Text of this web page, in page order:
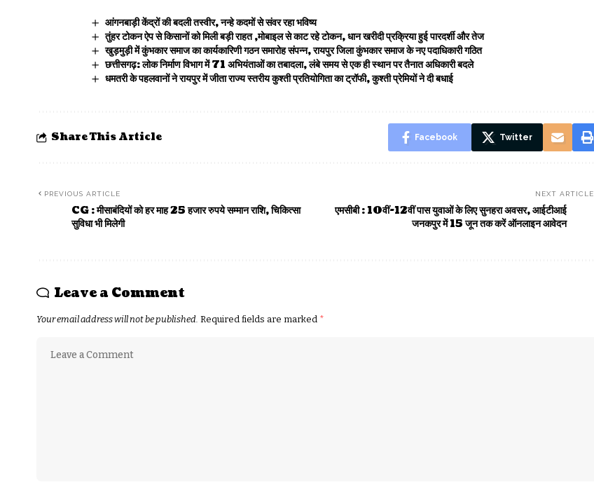
आंगनबाड़ी केंद्रों की बदली तस्वीर, नन्हे कदमों से संवर रहा भविष्य
तुंहर टोकन ऐप से किसानों को मिली बड़ी राहत ,मोबाइल से काट रहे टोकन, धान खरीदी प्रक्रिया हुई पारदर्शी और तेज
खुड़मुड़ी में कुंभकार समाज का कार्यकारिणी गठन समारोह संपन्न, रायपुर जिला कुंभकार समाज के नए पदाधिकारी गठित
छत्तीसगढ़: लोक निर्माण विभाग में 71 अभियंताओं का तबादला, लंबे समय से एक ही स्थान पर तैनात अधिकारी बदले
धमतरी के पहलवानों ने रायपुर में जीता राज्य स्तरीय कुश्ती प्रतियोगिता का ट्रॉफी, कुश्ती प्रेमियों ने दी बधाई
Share This Article Facebook Twitter
PREVIOUS ARTICLE
CG : मीसाबंदियों को हर माह 25 हजार रुपये सम्मान राशि, चिकित्सा
सुविधा भी मिलेगी
NEXT ARTICLE
एमसीबी : 10वीं-12वीं पास युवाओं के लिए सुनहरा अवसर, आईटीआई
जनकपुर में 15 जून तक करें ऑनलाइन आवेदन
Leave a Comment
Your email address will not be published. Required fields are marked *